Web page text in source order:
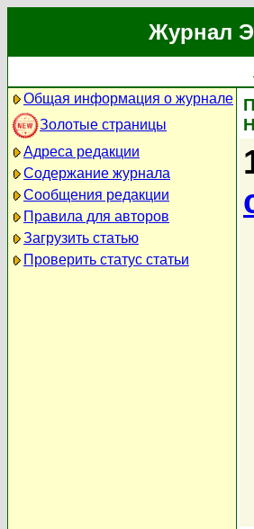
Журнал
Общая информация о журнале
Золотые страницы
Адреса редакции
Содержание журнала
Сообщения редакции
Правила для авторов
Загрузить статью
Проверить статус статьи